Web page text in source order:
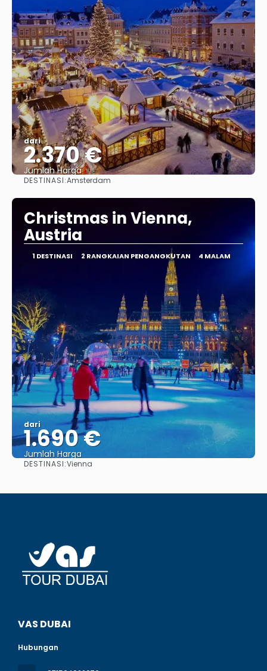
dari
2.370 €
Jumlah Harga
DESTINASI:Amsterdam
Christmas in Vienna,
Austria
1 DESTINASI 2 RANGKAIAN PENGANGKUTAN 4 MALAM
dari
1.690 €
Jumlah Harga
DESTINASI:Vienna
VAS DUBAI
Hubungan